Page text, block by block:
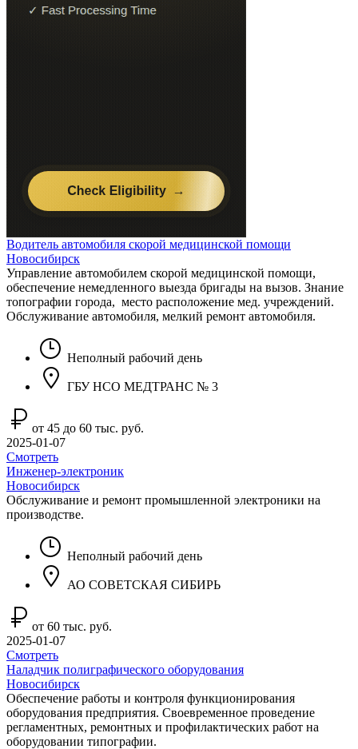
Водитель автомобиля скорой медицинской помощи
Новосибирск
Управление автомобилем скорой медицинской помощи,
обеспечение немедленного выезда бригады на вызов. Знание
топографии города, место расположение мед. учреждений.
Обслуживание автомобиля, мелкий ремонт автомобиля.
Неполный рабочий день
ГБУ НСО МЕДТРАНС № 3
от 45 до 60 тыс. руб.
2025-01-07
Смотреть
Инженер-электроник
Новосибирск
Обслуживание и ремонт промышленной электроники на
производстве.
Неполный рабочий день
АО СОВЕТСКАЯ СИБИРЬ
от 60 тыс. руб.
2025-01-07
Смотреть
Наладчик полиграфического оборудования
Новосибирск
Обеспечение работы и контроля функционирования
оборудования предприятия. Своевременное проведение
регламентных, ремонтных и профилактических работ на
оборудовании типографии.